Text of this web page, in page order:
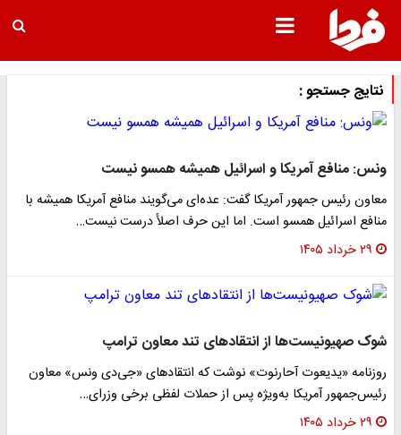
نتایج جستجو :
ونس: منافع آمریکا و اسرائیل همیشه همسو نیست
معاون رئیس جمهور آمریکا گفت: عده‌ای می‌گویند منافع آمریکا همیشه با
منافع اسرائیل همسو است. اما این حرف اصلأ درست نیست…
۲۹ خرداد ۱۴۰۵
شوک صهیونیست‌ها از انتقادهای تند معاون ترامپ
روزنامه «یدیعوت آحارنوت» نوشت که انتقادهای «جی‌دی ونس» معاون
رئیس‌جمهور آمریکا به‌ویژه پس از حملات لفظی برخی وزرای…
۲۹ خرداد ۱۴۰۵